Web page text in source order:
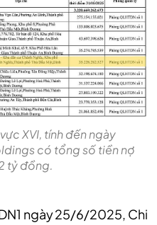
XVI, tính đến ngày
có tổng số tiền nợ
tỷ đồng.
ngày 25/6/2025, Chi